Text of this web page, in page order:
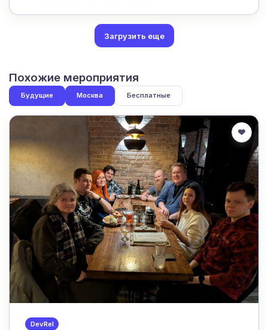
Загрузить еще
Похожие мероприятия
Будущие Москва Бесплатные
DevRel